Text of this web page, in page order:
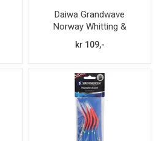
Daiwa Grandwave
Norway Whitting &
Haddock
kr 109,-